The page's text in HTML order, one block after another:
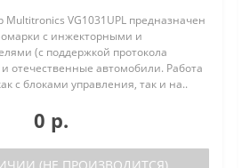
VG1031UPL предназначен
с инжекторными и
(с поддержкой протокола
отечественные автомобили. Работа
с блоками управления, так и на..
0 р.